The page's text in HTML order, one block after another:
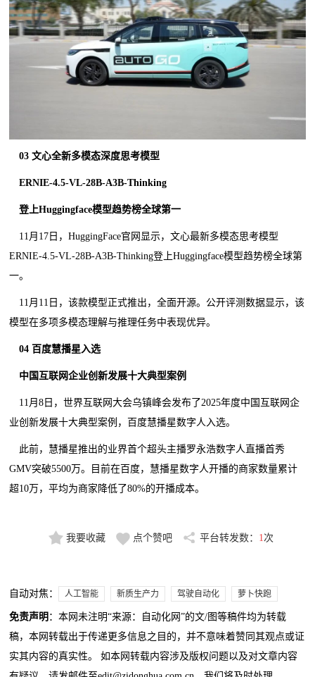
03 文心全新多模态深度思考模型
ERNIE-4.5-VL-28B-A3B-Thinking
登上Huggingface模型趋势榜全球第一
11月17日，HuggingFace官网显示，文心最新多模态思考模型
ERNIE-4.5-VL-28B-A3B-Thinking登上Huggingface模型趋势榜全球第
一。
11月11日，该款模型正式推出，全面开源。公开评测数据显示，该
模型在多项多模态理解与推理任务中表现优异。
04 百度慧播星入选
中国互联网企业创新发展十大典型案例
11月8日，世界互联网大会乌镇峰会发布了2025年度中国互联网企
业创新发展十大典型案例，百度慧播星数字人入选。
此前，慧播星推出的业界首个超头主播罗永浩数字人直播首秀
GMV突破5500万。目前在百度，慧播星数字人开播的商家数量累计
超10万，平均为商家降低了80%的开播成本。
我要收藏 点个赞吧 平台转发数： 1次
自动对焦： 人工智能 新质生产力 驾驶自动化 萝卜快跑
免责声明 ：本网未注明“来源：自动化网”的文/图等稿件均为转载
稿，本网转载出于传递更多信息之目的，并不意味着赞同其观点或证
实其内容的真实性。 如本网转载内容涉及版权问题以及对文章内容